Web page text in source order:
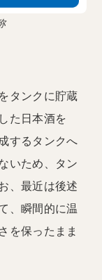
タンクに貯蔵
た日本酒を
するタンクへ
いため、タン
、最近は後述
、瞬間的に温
を保ったまま